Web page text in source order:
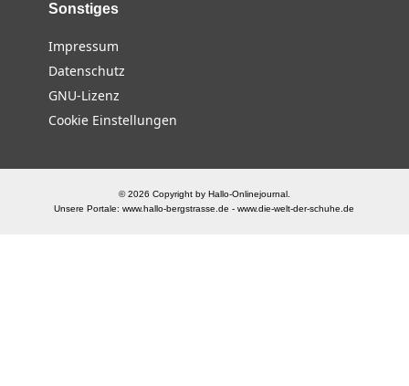
Sonstiges
Impressum
Datenschutz
GNU-Lizenz
Cookie Einstellungen
© 2026 Copyright by Hallo-Onlinejournal.
Unsere Portale:www.hallo-bergstrasse.de -www.die-welt-der-schuhe.de